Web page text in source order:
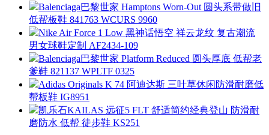
Balenciaga巴黎世家 Hamptons Worn-Out 圆头系带做旧
低帮板鞋 841763 WCURS 9960
Nike Air Force 1 Low 黑神话悟空 祥云龙纹 复古潮流
男女球鞋定制 AF2434-109
Balenciaga巴黎世家 Platform Reduced 圆头厚底 低帮老
爹鞋 821137 WPLTF 0325
Adidas Originals K 74 阿迪达斯 三叶草休闲防滑耐磨低
帮板鞋 IG8951
凯乐石KAILAS 远征5 FLT 舒适简约经典登山 防滑耐
磨防水 低帮 徒步鞋 KS251